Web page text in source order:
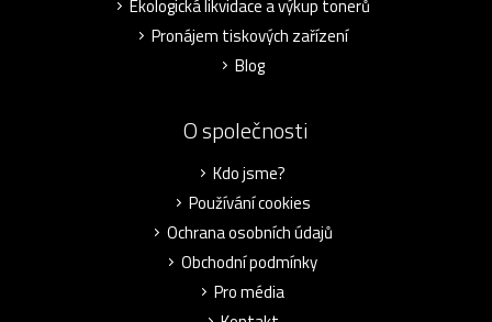
Ekologická likvidace a výkup tonerů
Pronájem tiskových zařízení
Blog
O společnosti
Kdo jsme?
Používání cookies
Ochrana osobních údajů
Obchodní podmínky
Pro média